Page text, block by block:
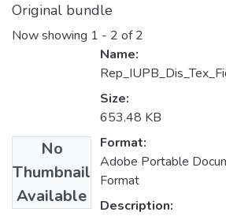
Original bundle
Now showing 1 - 2 of 2
No
Thumbnail
Available
Name:
Size:
653.48 KB
Format:
Adobe Portable
Format
Description: